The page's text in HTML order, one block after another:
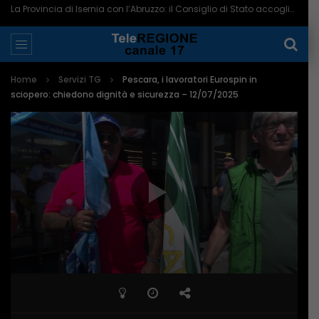
La Provincia di Isernia con l’Abruzzo: il Consiglio di Stato accoglie il ricorso – 07/08/2026
Home Servizi TG
Pescara, i lavoratori Eurospin in
sciopero: chiedono dignità e sicurezza – 12/07/2025